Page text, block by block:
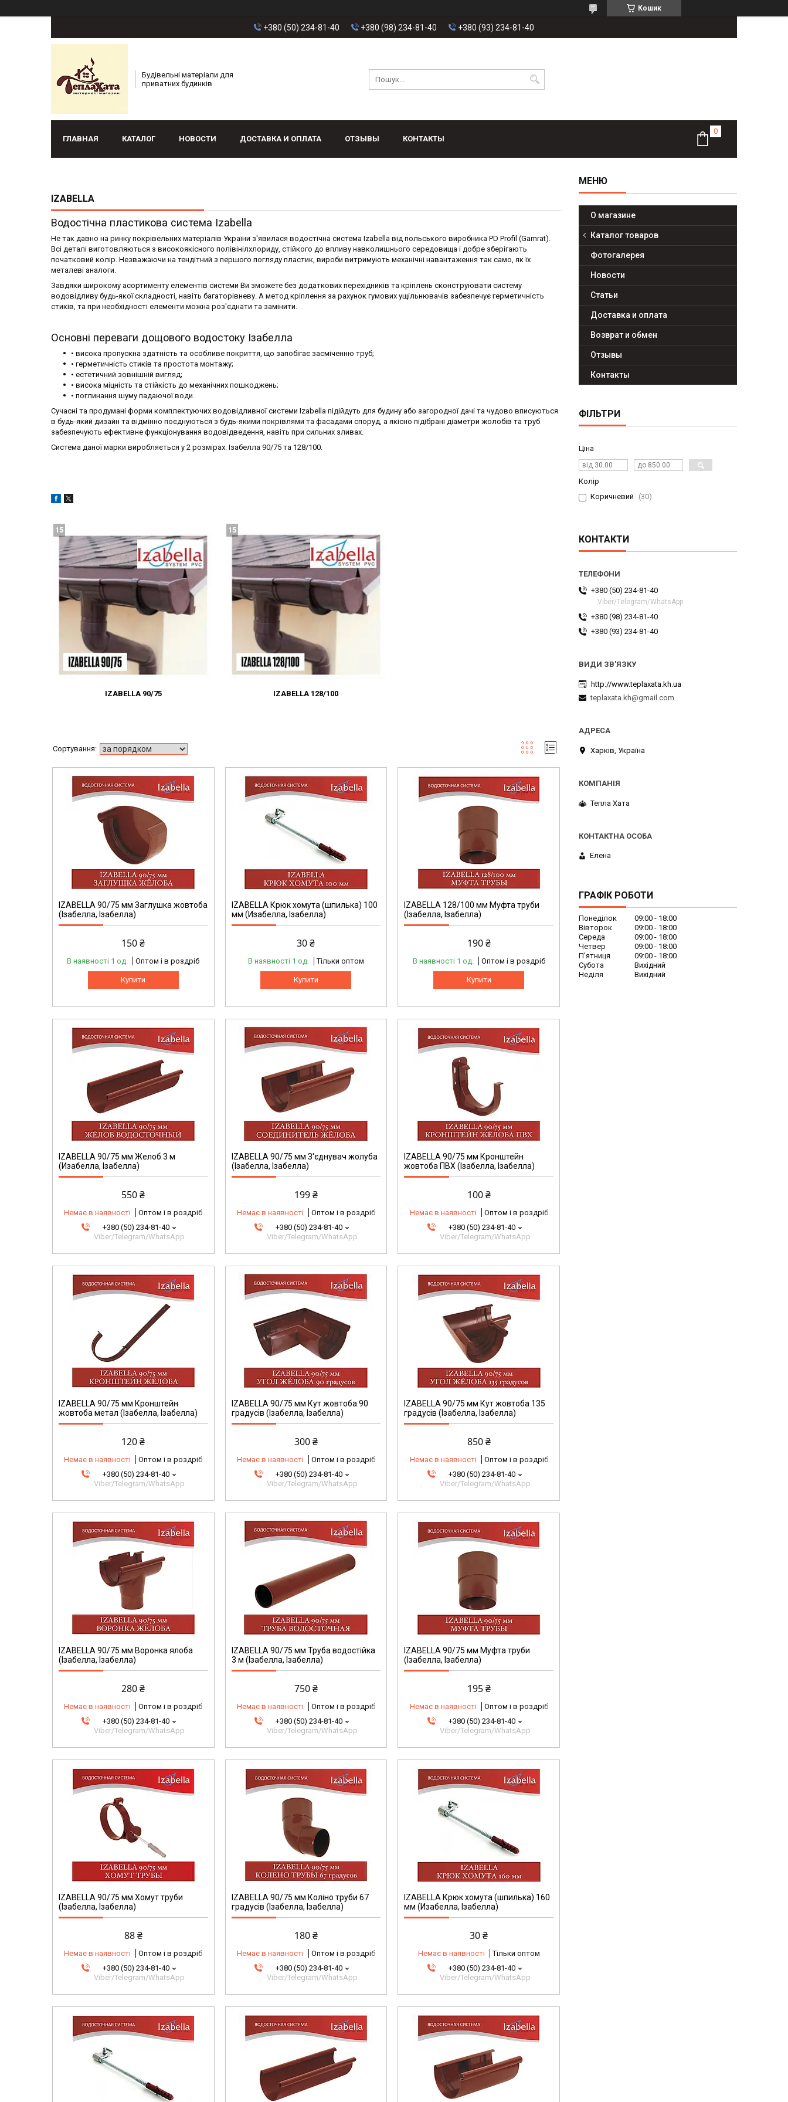
Кошик
+380 (50) 234-81-40 +380 (98) 234-81-40 +380 (93) 234-81-40
Будівельні матеріали для
приватних будинків
ГЛАВНАЯ КАТАЛОГ НОВОСТИ ДОСТАВКА И ОПЛАТА ОТЗЫВЫ КОНТАКТЫ
IZABELLA
Водостічна пластикова система Izabella
Не так давно на ринку покрівельних матеріалів України з'явилася водостічна система Izabella від польського виробника PD Profil (Gamrat).
Всі деталі виготовляються з високоякісного полівінілхлориду, стійкого до впливу навколишнього середовища і добре зберігають
початковий колір. Незважаючи на тендітний з першого погляду пластик, вироби витримують механічні навантаження так само, як їх
металеві аналоги.
Завдяки широкому асортименту елементів системи Ви зможете без додаткових перехідників та кріплень сконструювати систему
водовідливу будь-якої складності, навіть багаторівневу. А метод кріплення за рахунок гумових ущільнювачів забезпечує герметичність
стиків, та при необхідності елементи можна роз'єднати та замінити.
Основні переваги дощового водостоку Ізабелла
• висока пропускна здатність та особливе покриття, що запобігає засміченню труб;
• герметичність стиків та простота монтажу;
• естетичний зовнішній вигляд;
• висока міцність та стійкість до механічних пошкоджень;
• поглинання шуму падаючої води.
Сучасні та продумані форми комплектуючих водовідливної системи Izabella підійдуть для будину або загородної дачі та чудово вписуються
в будь-який дизайн та відмінно поєднуються з будь-якими покрівлями та фасадами споруд, а якісно підібрані діаметри жолобів та труб
забезпечують ефективне функціонування водовідведення, навіть при сильних зливах.
Система даної марки виробляється у 2 розмірах: Ізабелла 90/75 та 128/100.
IZABELLA 90/75
15
IZABELLA 128/100
15
IZABELLA 90/75 мм Заглушка жовтоба
(Ізабелла, Ізабелла)
150 ₴
В наявності 1 од. Оптом і в роздріб
Купити
IZABELLA Крюк хомута (шпилька) 100
мм (Изабелла, Ізабелла)
30 ₴
В наявності 1 од. Тільки оптом
Купити
IZABELLA 128/100 мм Муфта труби
(Ізабелла, Ізабелла)
190 ₴
В наявності 1 од. Оптом і в роздріб
Купити
IZABELLA 90/75 мм Желоб 3 м
(Изабелла, Ізабелла)
550 ₴
Немає в наявності
Оптом і в роздріб
+380 (50) 234-81-40
Viber/Telegram/WhatsApp
IZABELLA 90/75 мм З'єднувач жолуба
(Ізабелла, Ізабелла)
199 ₴
Немає в наявності
Оптом і в роздріб
+380 (50) 234-81-40
Viber/Telegram/WhatsApp
IZABELLA 90/75 мм Кронштейн
жовтоба ПВХ (Ізабелла, Ізабелла)
100 ₴
Немає в наявності
Оптом і в роздріб
+380 (50) 234-81-40
Viber/Telegram/WhatsApp
IZABELLA 90/75 мм Кронштейн
жовтоба метал (Ізабелла, Ізабелла)
120 ₴
Немає в наявності
Оптом і в роздріб
+380 (50) 234-81-40
Viber/Telegram/WhatsApp
IZABELLA 90/75 мм Кут жовтоба 90
градусів (Ізабелла, Ізабелла)
300 ₴
Немає в наявності
Оптом і в роздріб
+380 (50) 234-81-40
Viber/Telegram/WhatsApp
IZABELLA 90/75 мм Кут жовтоба 135
градусів (Ізабелла, Ізабелла)
850 ₴
Немає в наявності
Оптом і в роздріб
+380 (50) 234-81-40
Viber/Telegram/WhatsApp
IZABELLA 90/75 мм Воронка ялоба
(Ізабелла, Ізабелла)
280 ₴
Немає в наявності
Оптом і в роздріб
+380 (50) 234-81-40
Viber/Telegram/WhatsApp
IZABELLA 90/75 мм Труба водостійка
3 м (Ізабелла, Ізабелла)
750 ₴
Немає в наявності
Оптом і в роздріб
+380 (50) 234-81-40
Viber/Telegram/WhatsApp
IZABELLA 90/75 мм Муфта труби
(Ізабелла, Ізабелла)
195 ₴
Немає в наявності
Оптом і в роздріб
+380 (50) 234-81-40
Viber/Telegram/WhatsApp
IZABELLA 90/75 мм Хомут труби
(Ізабелла, Ізабелла)
88 ₴
Немає в наявності
Оптом і в роздріб
+380 (50) 234-81-40
Viber/Telegram/WhatsApp
IZABELLA 90/75 мм Коліно труби 67
градусів (Ізабелла, Ізабелла)
180 ₴
Немає в наявності
Оптом і в роздріб
+380 (50) 234-81-40
Viber/Telegram/WhatsApp
IZABELLA Крюк хомута (шпилька) 160
мм (Изабелла, Ізабелла)
30 ₴
Немає в наявності
Тільки оптом
+380 (50) 234-81-40
Viber/Telegram/WhatsApp
О магазине
Каталог товаров
Фотогалерея
Новости
Статьи
Доставка и оплата
Возврат и обмен
Отзывы
Контакты
ФІЛЬТРИ
Ціна
Колір
Коричневий
30
КОНТАКТИ
+380 (50) 234-81-40
Viber/Telegram/WhatsApp
+380 (98) 234-81-40
+380 (93) 234-81-40
http://www.teplaxata.kh.ua
teplaxata.kh@gmail.com
Харків, Україна
Тепла Хата
Елена
ГРАФІК РОБОТИ
Понеділок 09:00
18:00
Вівторок
09:00
18:00
Середа
09:00
18:00
Четвер
09:00
18:00
Пʼятниця
09:00
18:00
Субота
Вихідний
Неділя
Вихідний